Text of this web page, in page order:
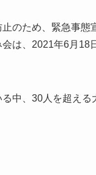
のため、緊急事
は、2021年6月
中、30人を超え